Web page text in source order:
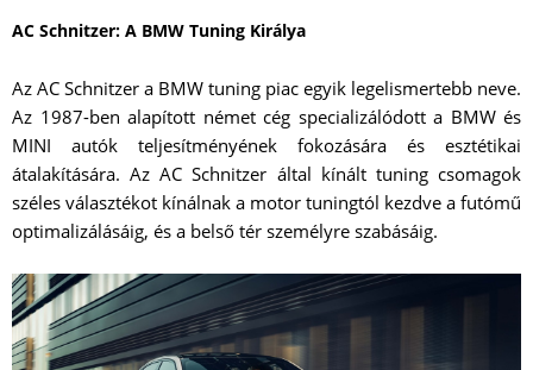
AC Schnitzer: A BMW Tuning Királya
Az AC Schnitzer a BMW tuning piac egyik legelismertebb neve.
Az 1987-ben alapított német cég specializálódott a BMW és
MINI autók teljesítményének fokozására és esztétikai
átalakítására. Az AC Schnitzer által kínált tuning csomagok
széles választékot kínálnak a motor tuningtól kezdve a futómű
optimalizálásáig, és a belső tér személyre szabásáig.